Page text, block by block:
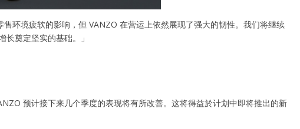
环境疲软的影响，但 VANZO 在营运上依然展现了强大的韧性。我们将继续
奠定坚实的基础。」
预计接下来几个季度的表现将有所改善。这将得益於计划中即将推出的新